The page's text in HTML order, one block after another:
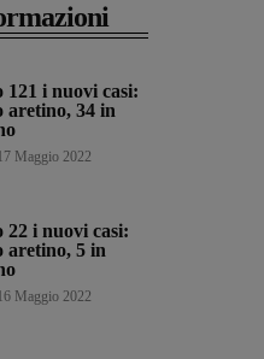
121 i nuovi casi:
aretino, 34 in
Maggio 2022
22 i nuovi casi:
aretino, 5 in
Maggio 2022